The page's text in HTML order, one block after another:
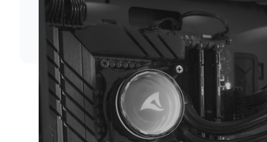
Vi förstår att du inte vill vänta. Därför packar och
skickar vi dina varor med blixtens hastighet